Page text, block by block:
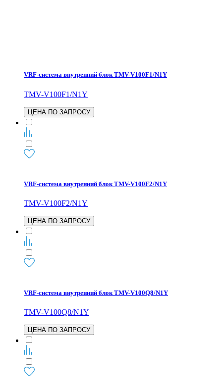
VRF-система внутренний блок TMV-V100F1/N1Y
TMV-V100F1/N1Y
ЦЕНА ПО ЗАПРОСУ
VRF-система внутренний блок TMV-V100F2/N1Y
TMV-V100F2/N1Y
ЦЕНА ПО ЗАПРОСУ
VRF-система внутренний блок TMV-V100Q8/N1Y
TMV-V100Q8/N1Y
ЦЕНА ПО ЗАПРОСУ